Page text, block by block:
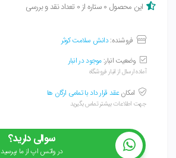
این محصول 0 ستاره از 0 تعداد نقد و بررسی
فروشنده:دانش سلامت کوثر
وضعیت انبار:موجود در انبار
آماده ارسال از انبار فروشگاه
امکانعقد قرار داد با تمامی ارگان ها
جهت اطلاعات بیشتر تماس بگیرید
سوالی دارید؟
در واتس اپ از ما بپرسید